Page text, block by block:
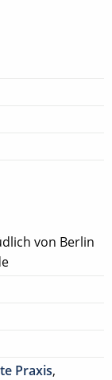
von Berlin
Praxis,